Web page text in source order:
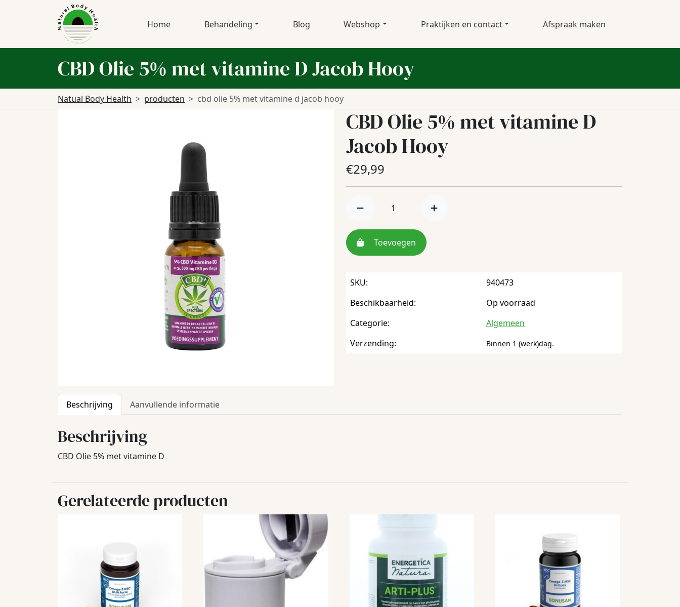
Home Behandeling Blog Webshop Praktijken en contact Afspraak maken
CBD Olie 5% met vitamine D Jacob Hooy
Natual Body Health producten cbd olie 5% met vitamine d jacob hooy
CBD Olie 5% met vitamine D
Jacob Hooy
€29,99
Toevoegen
SKU:
940473
Beschikbaarheid:
Op voorraad
Categorie:
Algemeen
Verzending:
Binnen 1 (werk)dag.
Beschrijving Aanvullende informatie
Beschrijving
CBD Olie 5% met vitamine D
Gerelateerde producten